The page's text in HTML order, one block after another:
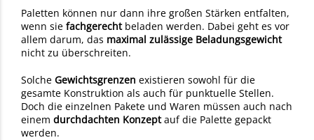
Paletten können nur dann ihre großen Stärken entfalten,
wenn sie fachgerecht beladen werden. Dabei geht es vor
allem darum, das maximal zulässige Beladungsgewicht
nicht zu überschreiten.
Solche Gewichtsgrenzen existieren sowohl für die
gesamte Konstruktion als auch für punktuelle Stellen.
Doch die einzelnen Pakete und Waren müssen auch nach
einem durchdachten Konzeptauf die Palette gepackt
werden.